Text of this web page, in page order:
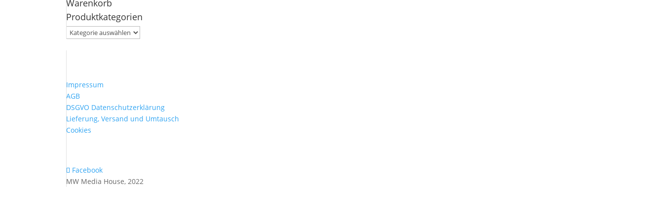
nach:
Warenkorb
Produktkategorien
Impressum
AGB
DSGVO Datenschutzerklärung
Lieferung, Versand und Umtausch
Cookies
Facebook
MW Media House, 2022